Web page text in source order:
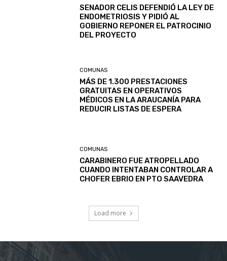
SENADOR CELIS DEFENDIÓ LA LEY DE
ENDOMETRIOSIS Y PIDIÓ AL
GOBIERNO REPONER EL PATROCINIO
DEL PROYECTO
COMUNAS
MÁS DE 1.300 PRESTACIONES
GRATUITAS EN OPERATIVOS
MÉDICOS EN LA ARAUCANÍA PARA
REDUCIR LISTAS DE ESPERA
COMUNAS
CARABINERO FUE ATROPELLADO
CUANDO INTENTABAN CONTROLAR A
CHOFER EBRIO EN PTO SAAVEDRA
Load more